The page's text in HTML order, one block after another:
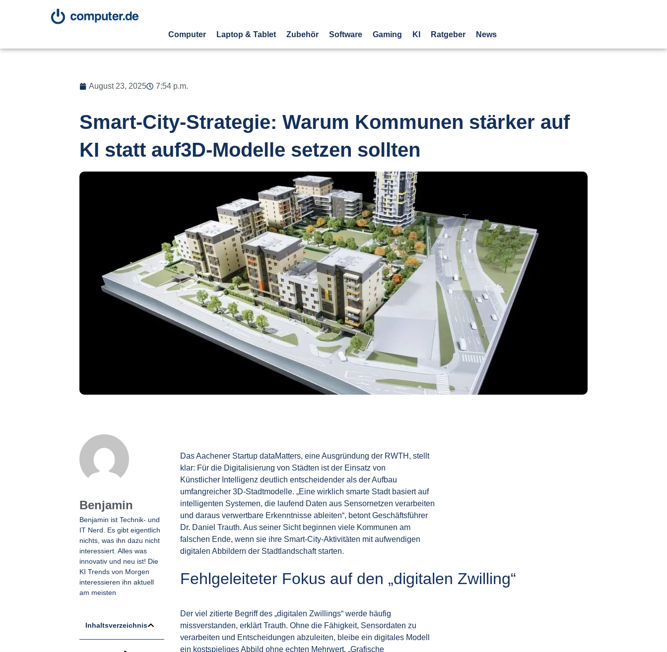
Computer Laptop & Tablet Zubehör Software Gaming KI Ratgeber News
August 23, 2025 7:54 p.m.
Smart-City-Strategie: Warum Kommunen stärker auf
KI statt auf3D-Modelle setzen sollten
Benjamin
Benjamin ist Technik- und
IT Nerd. Es gibt eigentlich
nichts, was ihn dazu nicht
interessiert. Alles was
innovativ und neu ist! Die
KI Trends von Morgen
interessieren ihn aktuell
am meisten
Inhaltsverzeichnis
Das Aachener Startup dataMatters, eine Ausgründung der RWTH, stellt
klar: Für die Digitalisierung von Städten ist der Einsatz von
Künstlicher Intelligenz deutlich entscheidender als der Aufbau
umfangreicher 3D-Stadtmodelle. „Eine wirklich smarte Stadt basiert auf
intelligenten Systemen, die laufend Daten aus Sensornetzen verarbeiten
und daraus verwertbare Erkenntnisse ableiten“, betont Geschäftsführer
Dr. Daniel Trauth. Aus seiner Sicht beginnen viele Kommunen am
falschen Ende, wenn sie ihre Smart-City-Aktivitäten mit aufwendigen
digitalen Abbildern der Stadtlandschaft starten.
Fehlgeleiteter Fokus auf den „digitalen Zwilling“
Der viel zitierte Begriff des „digitalen Zwillings“ werde häufig
missverstanden, erklärt Trauth. Ohne die Fähigkeit, Sensordaten zu
verarbeiten und Entscheidungen abzuleiten, bleibe ein digitales Modell
ein kostspieliges Abbild ohne echten Mehrwert. „Grafische